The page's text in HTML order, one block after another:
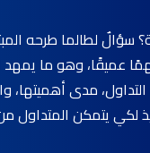
سؤالٌ لطالما طرحه
عميقًا، وهو ما يمهد
مدى أهميتها،
لكي يتمكن المتداول